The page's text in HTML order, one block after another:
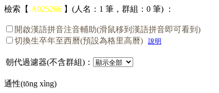
檢索【 A025266 】(人名：1 筆，群組：0 筆) ：
開啟漢語拼音注音輔助(滑鼠移到漢語拼音即可看到)
切換生卒年至西曆(預設為格里高曆)
說明
朝代過濾器(不含群組)：
通性(tōng xìng)